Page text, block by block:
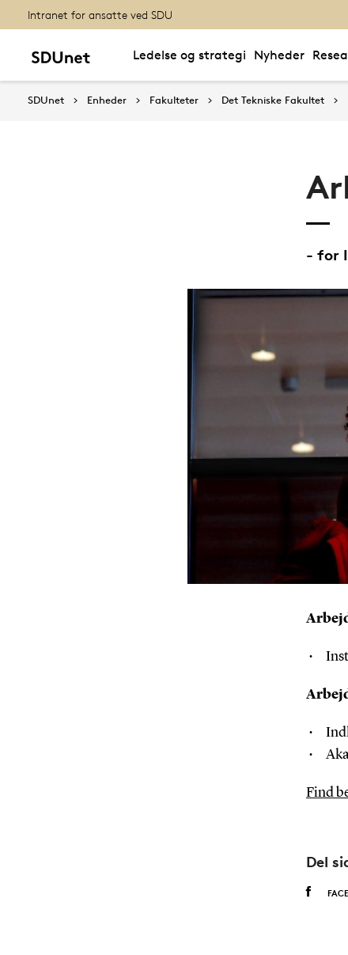
Intranet for ansatte ved SDU
Ledelse og strategi Nyheder
SDUnet Enheder Fakulteter Det Tekniske Fakultet
- for
Find
Del